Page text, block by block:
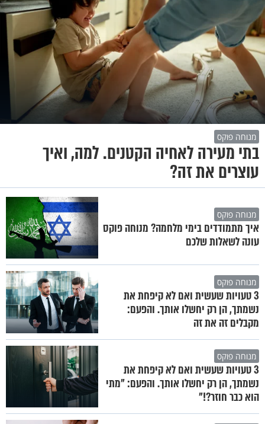
מנוחה פוקס
בתי מעירה לאחיה הקטנים. למה, ואיך
עוצרים את זה?
מנוחה פוקס
איך מתמודדים בימי מלחמה? מנוחה פוקס
עונה לשאלות שלכם
מנוחה פוקס
3 טעויות שעשית ואם לא קיפחת את
נשמתך, הן רק יחשלו אותך. והפעם:
מקבלים זה את זה
מנוחה פוקס
3 טעויות שעשית ואם לא קיפחת את
נשמתך, הן רק יחשלו אותך. והפעם: "מתי
הוא כבר חוזר?!"